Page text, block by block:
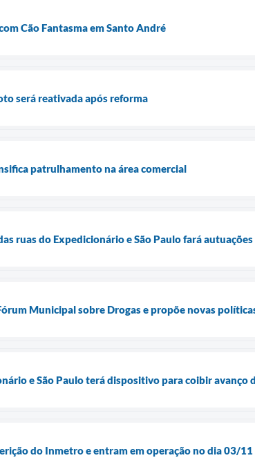
Cão Fantasma em Santo André
será reativada após reforma
patrulhamento na área comercial
ruas do Expedicionário e São Paulo fará
Municipal sobre Drogas e propõe novas
e São Paulo terá dispositivo para coibir avanço
do Inmetro e entram em operação no dia 03/11